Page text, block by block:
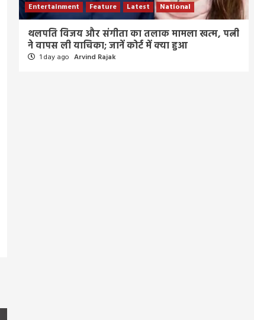
Entertainment Feature Latest National
थलपति विजय और संगीता का तलाक मामला खत्म, पत्नी
ने वापस ली याचिका; जानें कोर्ट में क्या हुआ
1 day ago Arvind Rajak